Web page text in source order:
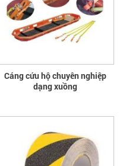
Cáng cứu hộ chuyên nghiệp
dạng xuồng